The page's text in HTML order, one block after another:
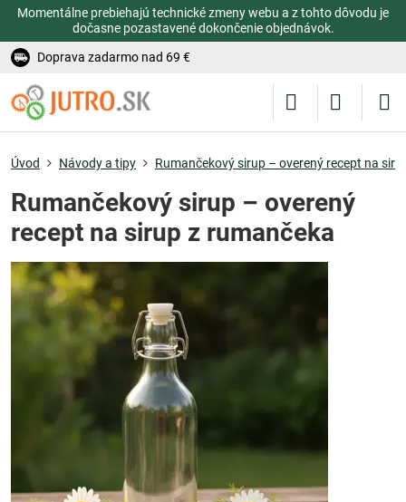
Momentálne prebiehajú technické zmeny webu a z tohto dôvodu je
dočasne pozastavené dokončenie objednávok.
Doprava zadarmo nad 69 €
Úvod Návody a tipy Rumančekový sirup – overený recept na
Rumančekový sirup – overený
recept na sirup z rumančeka